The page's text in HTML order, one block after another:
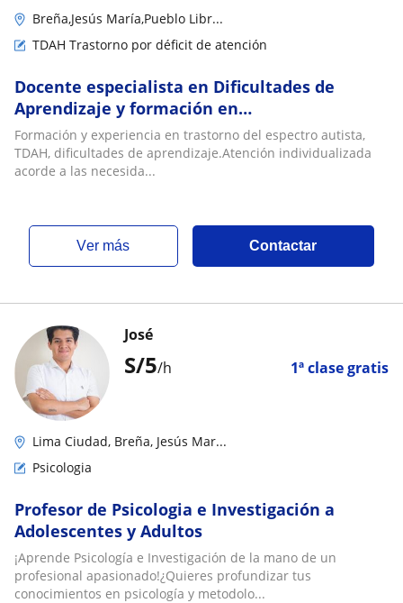
Breña,Jesús María,Pueblo Libr...
TDAH Trastorno por déficit de atención
Docente especialista en Dificultades de
Aprendizaje y formación en
neurodesarrollo.Apoyo psicopedagógico
Formación y experiencia en trastorno del espectro autista,
TDAH, dificultades de aprendizaje.Atención individualizada
acorde a las necesida...
ver más Contactar
S/5/h 1ª clase gratis
José
Lima Ciudad, Breña, Jesús Mar...
Psicologia
Profesor de Psicologia e Investigación a
Adolescentes y Adultos
¡Aprende Psicología e Investigación de la mano de un
profesional apasionado!¿Quieres profundizar tus
conocimientos en psicología y metodolo...